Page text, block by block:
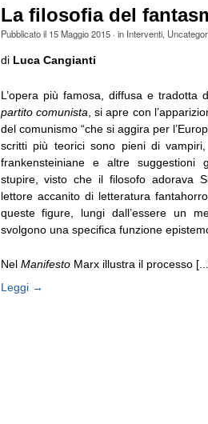
La filosofia del
Pubblicato il 15 Maggio 2015· in Interventi,
di Luca Cangianti
L’opera più famosa, diffusa e tradotta
partito comunista , si apre con
del comunismo “che si aggira per
scritti più teorici sono pieni di
frankensteiniane e altre suggestioni
stupire, visto che il filosofo adorava
lettore accanito di letteratura
queste figure, lungi dall’essere un
svolgono una specifica funzione
Nel ManifestoMarx illustra il processo
Leggi →